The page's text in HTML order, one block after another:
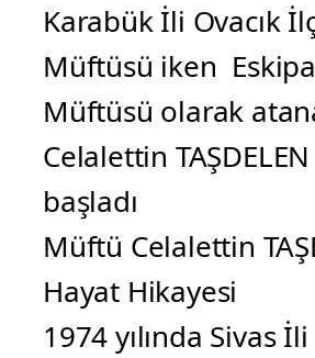
Karabük İli Ovacık
Müftüsü iken
Müftüsü olarak
Celalettin
başladı
Müftü Celalettin
Hayat Hikayesi
1974 yılında Sivas